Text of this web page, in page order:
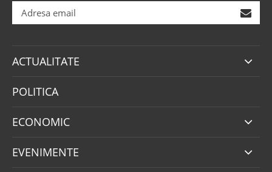
ACTUALITATE
POLITICA
ECONOMIC
EVENIMENTE